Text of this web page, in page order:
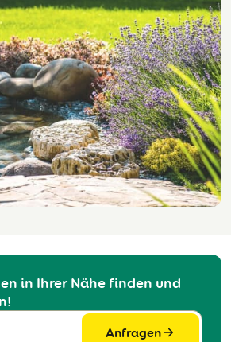
in Ihrer Nähe finden und
Anfragen